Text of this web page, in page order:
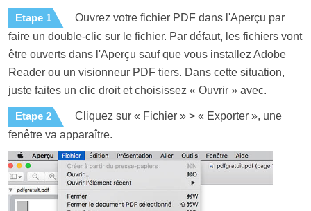
Etape 1
Ouvrez votre fichier PDF dans l'Aperçu par
faire un double-clic sur le fichier. Par défaut, les fichiers vont
être ouverts dans l'Aperçu sauf que vous installez Adobe
Reader ou un visionneur PDF tiers. Dans cette situation,
juste faites un clic droit et choisissez « Ouvrir » avec.
Etape 2
Cliquez sur « Fichier » > « Exporter », une
fenêtre va apparaître.